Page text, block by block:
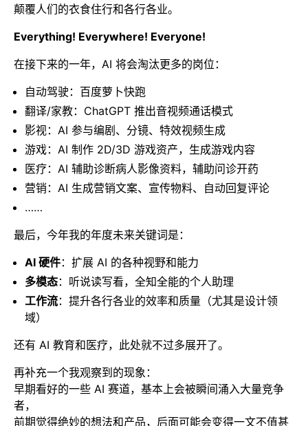
颠覆人们的衣食住行和各行各业。
Everything! Everywhere! Everyone!
在接下来的一年，AI 将会淘汰更多的岗位：
自动驾驶：百度萝卜快跑
翻译/家教：ChatGPT 推出音视频通话模式
影视：AI 参与编剧、分镜、特效视频生成
游戏：AI 制作 2D/3D 游戏资产，生成游戏内容
医疗：AI 辅助诊断病人影像资料，辅助问诊开药
营销：AI 生成营销文案、宣传物料、自动回复评论
……
最后，今年我的年度未来关键词是：
AI 硬件：扩展 AI 的各种视野和能力
多模态：听说读写看，全知全能的个人助理
工作流：提升各行各业的效率和质量（尤其是设计领
域）
还有 AI 教育和医疗，此处就不过多展开了。
再补充一个我观察到的现象：
早期看好的一些 AI 赛道，基本上会被瞬间涌入大量竞争
者，
前期觉得绝妙的想法和产品，后面可能会变得一文不值甚